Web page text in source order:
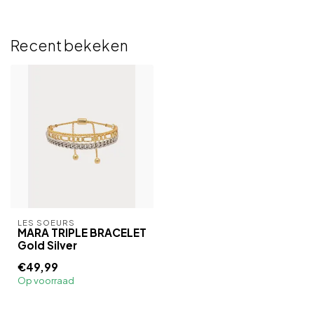
Recent bekeken
LES SOEURS
MARA TRIPLE BRACELET
Gold Silver
€49,99
Op voorraad